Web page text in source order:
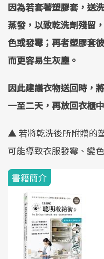
因為若套著塑膠套，送
蒸發，以致乾洗劑殘留
色或發霉；再者塑膠套
而更容易生灰塵。
因此建議衣物送回時，
一至二天，再放回衣櫃
▲ 若將乾洗後所附贈的
可能導致衣服發霉、變
書籍簡介